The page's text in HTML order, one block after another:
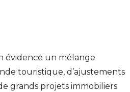
évidence un mélange
touristique, d’ajustements
grands projets immobiliers